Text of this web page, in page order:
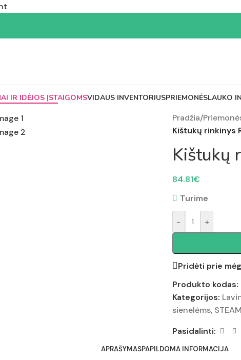
IR IDĖJOS ĮSTAIGOMSVIDAUS INVENTORIUSPRIEMONĖSLAUKO
Pradžia/
Kištukų rinkinys
Kištukų
84.81€
Turime
- +
Pridėti prie
Produkto kodas:
Kategorijos:
sienelėms,
Pasidalinti:
APRAŠYMASPAPILDOMA INFORMACIJA